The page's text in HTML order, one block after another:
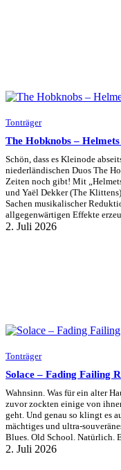
Tonträger
The Hobknobs –
Schön, dass es Kleinode
niederländischen Duos The
Zeiten noch gibt! Mit
und Yaël Dekker (The
Sachen musikalischer
allgegenwärtigen Effekte
2. Juli 2026
Tonträger
Solace – Fading Failing
Wahnsinn. Was für ein alter
zuvor zockten einige von
geht. Und genau so klingt es
mächtiges und ultra-
Blues. Old School. Natürlich.
2. Juli 2026